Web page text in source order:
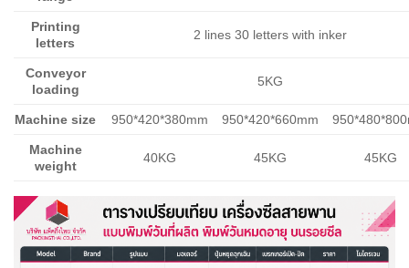
Printing
letters
2 lines 30 letters with inker
Conveyor
loading
5KG
Machine size 950*420*380mm 950*420*660mm
Machine
weight
40KG 45KG 45KG